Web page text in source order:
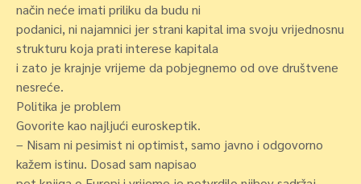
način neće imati priliku da budu ni
podanici, ni najamnici jer strani kapital ima svoju vrijednosnu
strukturu koja prati interese kapitala
i zato je krajnje vrijeme da pobjegnemo od ove društvene
nesreće.
Politika je problem
Govorite kao najljući euroskeptik.
– Nisam ni pesimist ni optimist, samo javno i odgovorno
kažem istinu. Dosad sam napisao